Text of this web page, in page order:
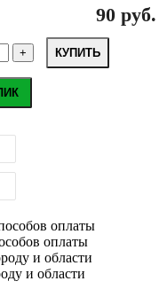
90 руб.
КУПИТЬ
оплаты
и области